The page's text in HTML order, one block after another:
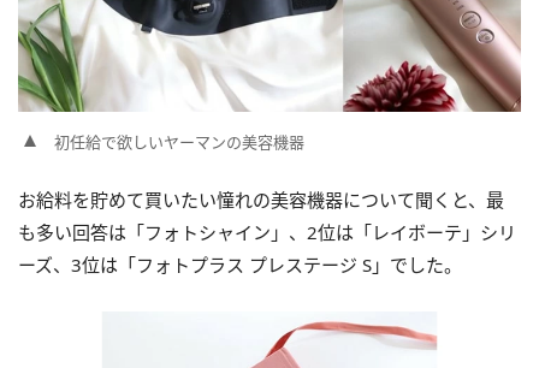
初任給で欲しいヤーマンの美容機器
お給料を貯めて買いたい憧れの美容機器について聞くと、最
も多い回答は「フォトシャイン」、2位は「レイボーテ」シリ
ーズ、3位は「フォトプラス プレステージ S」でした。